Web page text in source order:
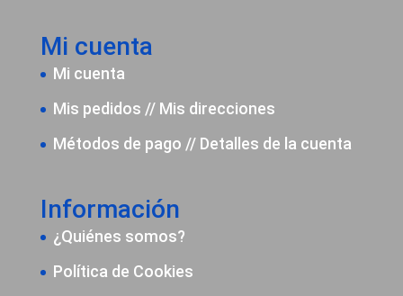
Mi cuenta
Mi cuenta
Mis pedidos // Mis direcciones
Métodos de pago // Detalles de la cuenta
Información
¿Quiénes somos?
Política de Cookies